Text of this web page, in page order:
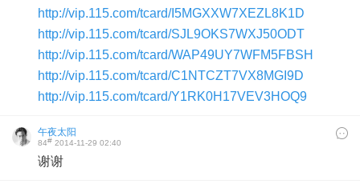
http://vip.115.com/tcard/I5MGXXW7XEZL8K1D
http://vip.115.com/tcard/SJL9OKS7WXJ50ODT
http://vip.115.com/tcard/WAP49UY7WFM5FBSH
http://vip.115.com/tcard/C1NTCZT7VX8MGI9D
http://vip.115.com/tcard/Y1RK0H17VEV3HOQ9
午夜太阳
84# 2014-11-29 02:40
谢谢